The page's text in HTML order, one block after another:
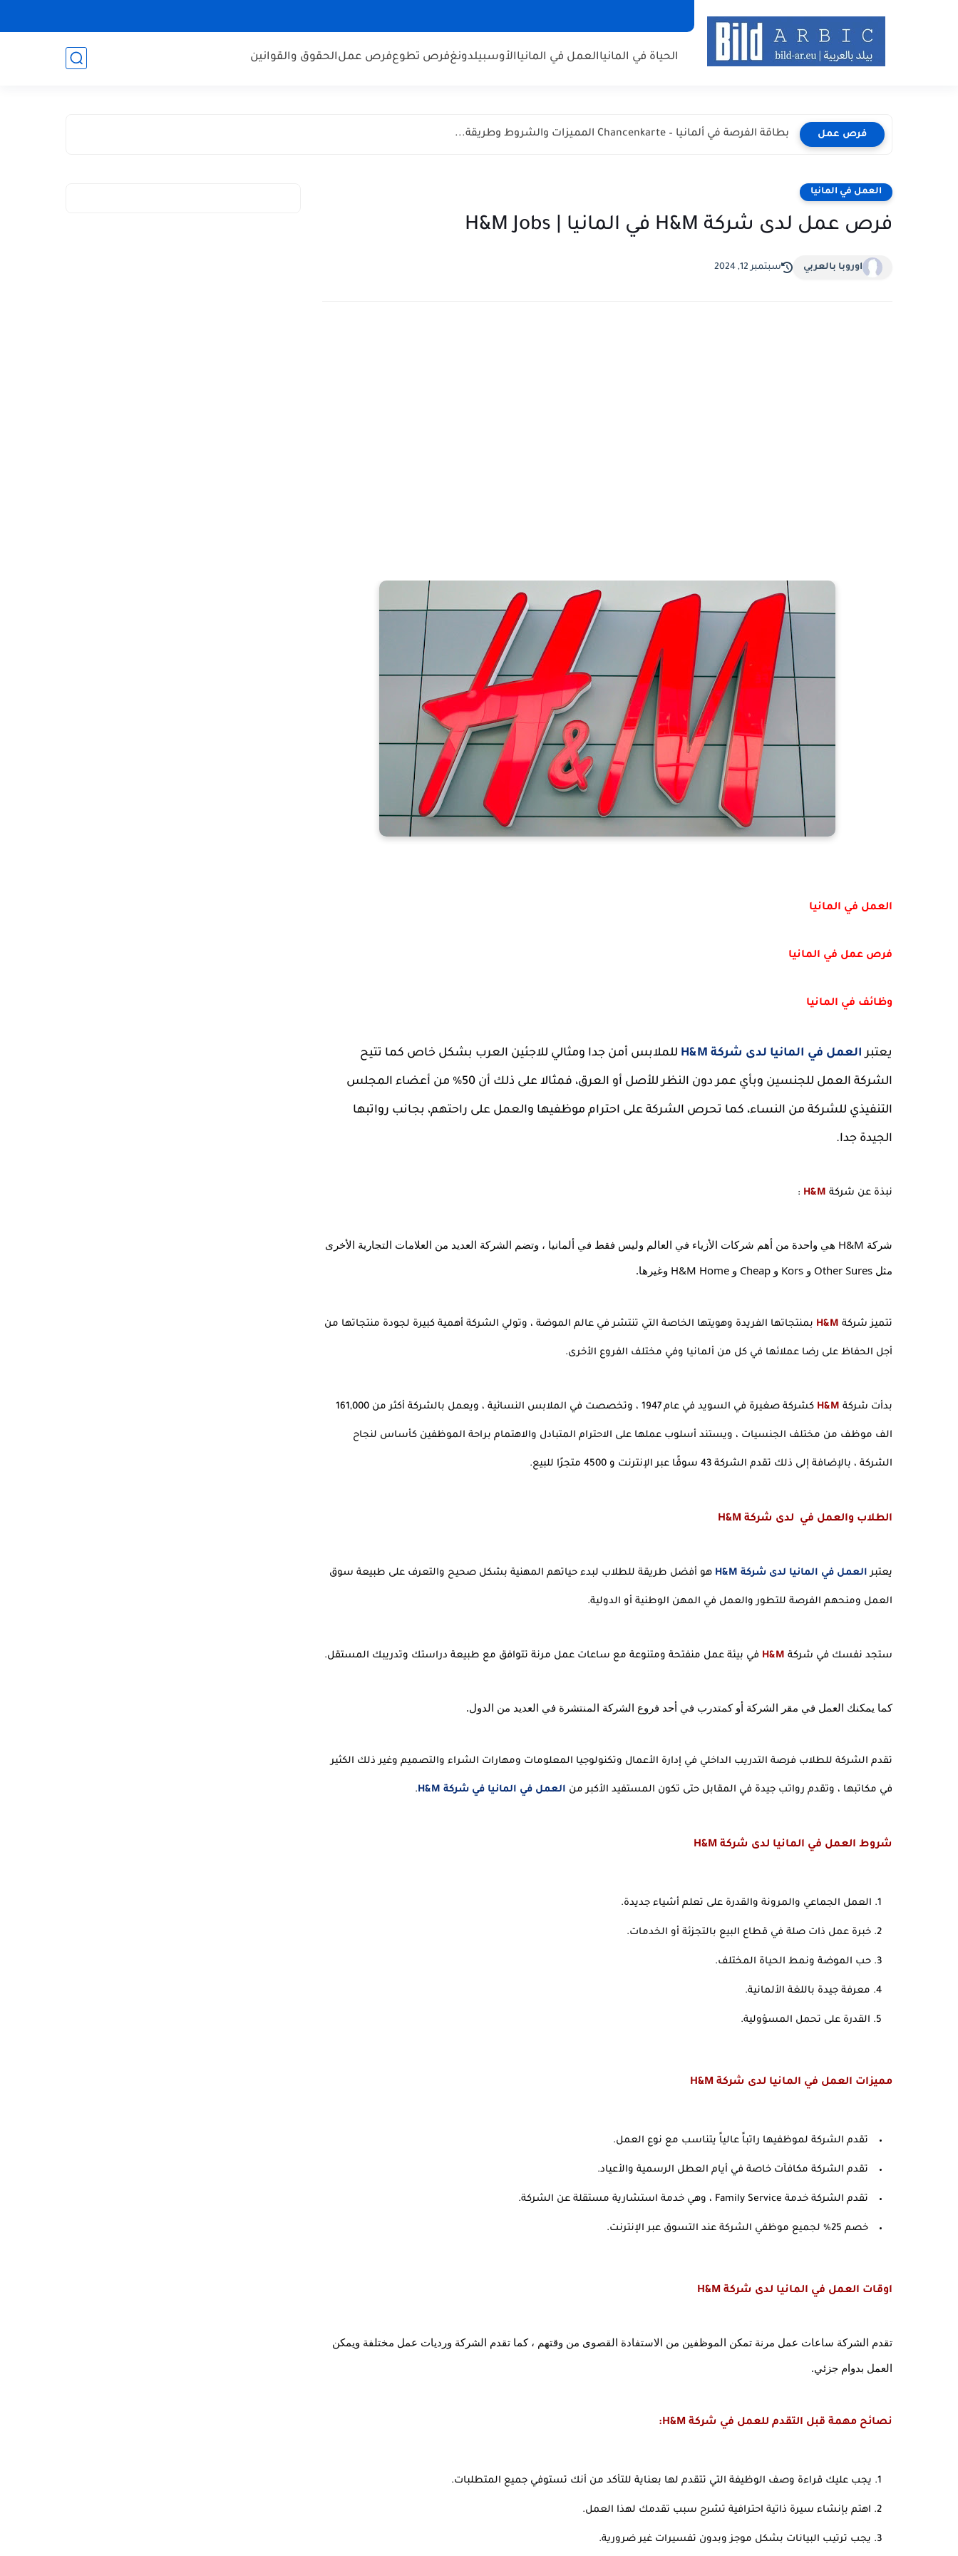
الحياة في المانياالعمل في المانياالأوسبيلدونغفرص تطوعفرص عملالحقوق والقوانين
فرص عمل بطاقة الفرصة في ألمانيا – Chancenkarte المميزات والشروط وطريقة...
العمل في المانيا
فرص عمل لدى شركة H&M في المانيا | H&M Jobs
اوروبا بالعربي سبتمبر 12, 2024
العمل في المانيا
فرص عمل في المانيا
وظائف في المانيا
يعتبر العمل في المانيا لدى شركة H&M
الجيدة جدا.
نبذة عن شركة H&M
:
مثل Other Sures و Kors و Cheap و H&M Home وغيرها.
تتميز شركة H&M
أجل الحفاظ على رضا عملائها في كل من ألمانيا وفي مختلف الفروع الأخرى.
بدأت شركة H&M
الشركة ، بالإضافة إلى ذلك تقدم الشركة 43 سوقًا عبر الإنترنت و 4500 متجرًا للبيع.
الطلاب والعمل في  لدى شركة H&M
يعتبر العمل في المانيا لدى شركة H&M
العمل ومنحهم الفرصة للتطور والعمل في المهن الوطنية أو الدولية.
ستجد نفسك في شركة H&M في بيئة عمل منفتحة ومتنوعة مع ساعات عمل مرنة تتوافق مع طبيعة دراستك وتدريبك المستقل.
كما يمكنك العمل في مقر الشركة أو كمتدرب في أحد فروع الشركة المنتشرة في العديد من الدول.
تقدم الشركة للطلاب فرصة التدريب الداخلي في إدارة الأعمال وتكنولوجيا المعلومات ومهارات الشراء والتصميم وغير ذلك الكثير
في مكاتبها ، وتقدم رواتب جيدة في المقابل حتى تكون المستفيد الأكبر من العمل في المانيا في شركة H&M .
شروط العمل في المانيا لدى شركة H&M
العمل الجماعي والمرونة والقدرة على تعلم أشياء جديدة.
خبرة عمل ذات صلة في قطاع البيع بالتجزئة أو الخدمات.
حب الموضة ونمط الحياة المختلف.
معرفة جيدة باللغة الألمانية.
القدرة على تحمل المسؤولية.
مميزات العمل في المانيا لدى شركة H&M
تقدم الشركة لموظفيها راتباً عالياً يتناسب مع نوع العمل.
تقدم الشركة مكافآت خاصة في أيام العطل الرسمية والأعياد.
تقدم الشركة خدمة Family Service ، وهي خدمة استشارية مستقلة عن الشركة.
خصم 25٪ لجميع موظفي الشركة عند التسوق عبر الإنترنت.
اوقات العمل في المانيا لدى شركة H&M
العمل بدوام جزئي.
نصائح مهمة قبل التقدم للعمل في شركة H&M:
يجب عليك قراءة وصف الوظيفة التي تتقدم لها بعناية للتأكد من أنك تستوفي جميع المتطلبات.
اهتم بإنشاء سيرة ذاتية احترافية تشرح سبب تقدمك لهذا العمل.
يجب ترتيب البيانات بشكل موجز وبدون تفسيرات غير ضرورية.